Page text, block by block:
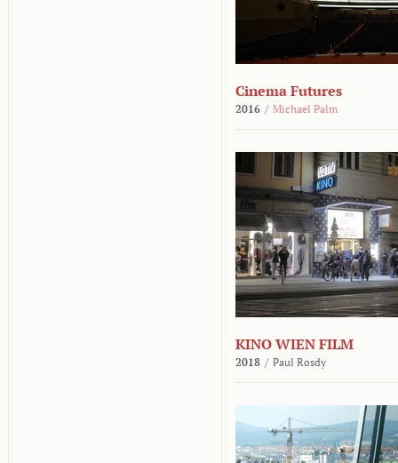
Cinema Futures
2016 / Michael Palm
KINO WIEN FILM
2018 / Paul Rosdy